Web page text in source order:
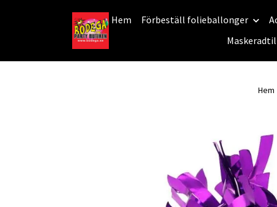
Hem Förbeställ folieballonger
Hem